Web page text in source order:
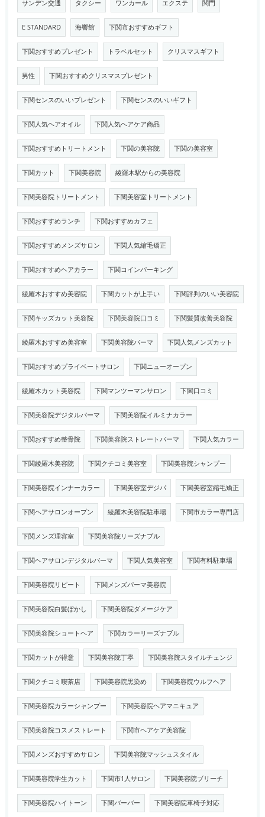
サンデン交通 タクシー ワンカール エクステ 関門
E STANDARD 海響館 下関市おすすめギフト
下関おすすめプレゼント トラベルセット クリスマスギフト
男性 下関おすすめクリスマスプレゼント
下関センスのいいプレゼント 下関センスのいいギフト
下関人気ヘアオイル 下関人気ヘアケア商品
下関おすすめトリートメント 下関の美容院 下関の美容室
下関カット 下関美容院 綾羅木駅からの美容院
下関美容院トリートメント 下関美容室トリートメント
下関おすすめランチ 下関おすすめカフェ
下関おすすめメンズサロン 下関人気縮毛矯正
下関おすすめヘアカラー 下関コインパーキング
綾羅木おすすめ美容院 下関カットが上手い 下関評判のいい美容院
下関キッズカット美容院 下関美容院口コミ 下関髪質改善美容院
綾羅木おすすめ美容室 下関美容院パーマ 下関人気メンズカット
下関おすすめプライベートサロン 下関ニューオープン
綾羅木カット美容院 下関マンツーマンサロン 下関口コミ
下関美容院デジタルパーマ 下関美容院イルミナカラー
下関おすすめ整骨院 下関美容院ストレートパーマ 下関人気カラー
下関綾羅木美容院 下関クチコミ美容室 下関美容院シャンプー
下関美容院インナーカラー 下関美容室デジパ 下関美容室縮毛矯正
下関ヘアサロンオープン 綾羅木美容院駐車場 下関市カラー専門店
下関メンズ理容室 下関美容院リーズナブル
下関ヘアサロンデジタルパーマ 下関人気美容室 下関有料駐車場
下関美容院リピート 下関メンズパーマ美容院
下関美容院白髪ぼかし 下関美容院ダメージケア
下関美容院ショートヘア 下関カラーリーズナブル
下関カットが得意 下関美容院丁寧 下関美容院スタイルチェンジ
下関クチコミ喫茶店 下関美容院黒染め 下関美容院ウルフヘア
下関美容院カラーシャンプー 下関美容院ヘアマニキュア
下関美容院コスメストレート 下関市ヘアケア美容院
下関メンズおすすめサロン 下関美容院マッシュスタイル
下関美容院学生カット 下関市1人サロン 下関美容院ブリーチ
下関美容院ハイトーン 下関バーバー 下関美容院車椅子対応